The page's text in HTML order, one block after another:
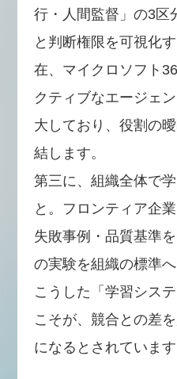
行・人間監督」の3区
と判断権限を可視化
在、マイクロソフト
クティブなエージェ
大しており、役割の
結します。
第三に、組織全体で
と。フロンティア企
失敗事例・品質基準
の実験を組織の標準
こうした「学習シス
こそが、競合との差
になるとされています